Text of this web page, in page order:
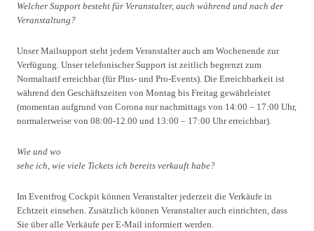
Welcher Support besteht für Veranstalter, auch während und nach der
Veranstaltung?
Unser Mailsupport steht jedem Veranstalter auch am Wochenende zur
Verfügung. Unser telefonischer Support ist zeitlich begrenzt zum
Normaltarif erreichbar (für Plus- und Pro-Events). Die Erreichbarkeit ist
während den Geschäftszeiten von Montag bis Freitag gewährleistet
(momentan aufgrund von Corona nur nachmittags von 14:00 – 17:00 Uhr,
normalerweise von 08:00-12.00 und 13:00 – 17:00 Uhr erreichbar).
Wie und wo
sehe ich, wie viele Tickets ich bereits verkauft habe?
Im Eventfrog Cockpit können Veranstalter jederzeit die Verkäufe in
Echtzeit einsehen. Zusätzlich können Veranstalter auch einrichten, dass
Sie über alle Verkäufe per E-Mail informiert werden.